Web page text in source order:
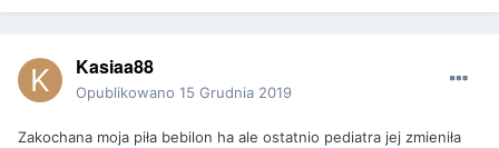
Kasiaa88
Opublikowano 15 Grudnia 2019
Zakochana moja piła bebilon ha ale ostatnio pediatra jej zmieniła